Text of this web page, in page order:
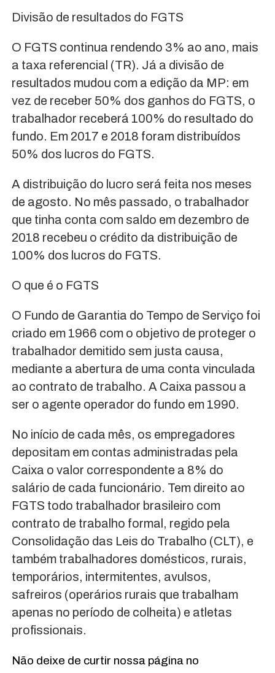
Divisão de resultados do FGTS
O FGTS continua rendendo 3% ao ano, mais
a taxa referencial (TR). Já a divisão de
resultados mudou com a edição da MP: em
vez de receber 50% dos ganhos do FGTS, o
trabalhador receberá 100% do resultado do
fundo. Em 2017 e 2018 foram distribuídos
50% dos lucros do FGTS.
A distribuição do lucro será feita nos meses
de agosto. No mês passado, o trabalhador
que tinha conta com saldo em dezembro de
2018 recebeu o crédito da distribuição de
100% dos lucros do FGTS.
O que é o FGTS
O Fundo de Garantia do Tempo de Serviço foi
criado em 1966 com o objetivo de proteger o
trabalhador demitido sem justa causa,
mediante a abertura de uma conta vinculada
ao contrato de trabalho. A Caixa passou a
ser o agente operador do fundo em 1990.
No início de cada mês, os empregadores
depositam em contas administradas pela
Caixa o valor correspondente a 8% do
salário de cada funcionário. Tem direito ao
FGTS todo trabalhador brasileiro com
contrato de trabalho formal, regido pela
Consolidação das Leis do Trabalho (CLT), e
também trabalhadores domésticos, rurais,
temporários, intermitentes, avulsos,
safreiros (operários rurais que trabalham
apenas no período de colheita) e atletas
profissionais.
Não deixe de curtir nossa página no